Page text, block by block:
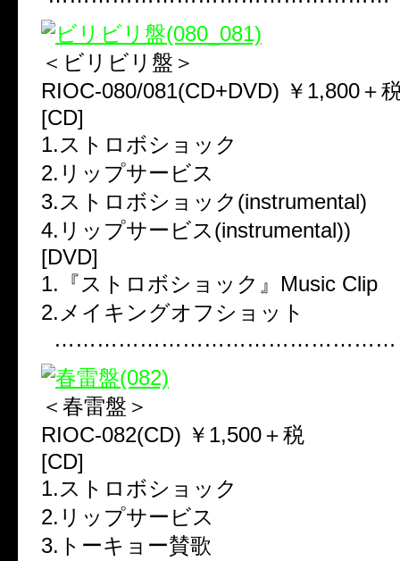
＜ビリビリ盤＞
RIOC-080/081(CD+DVD) ￥1,800＋
[CD]
1.ストロボショック
2.リップサービス
3.ストロボショック(instrumental)
4.リップサービス(instrumental))
[DVD]
1.『ストロボショック』Music Clip
2.メイキングオフショット
…………………………………………
＜春雷盤＞
RIOC-082(CD) ￥1,500＋税
[CD]
1.ストロボショック
2.リップサービス
3.トーキョー賛歌